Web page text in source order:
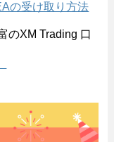
の受け取り方法
のXM Trading 口